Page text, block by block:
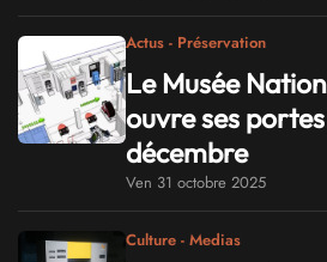
Actus - Préservation
Le Musée
ouvre ses
décembre
Ven 31 octobre 2025
Culture - Medias